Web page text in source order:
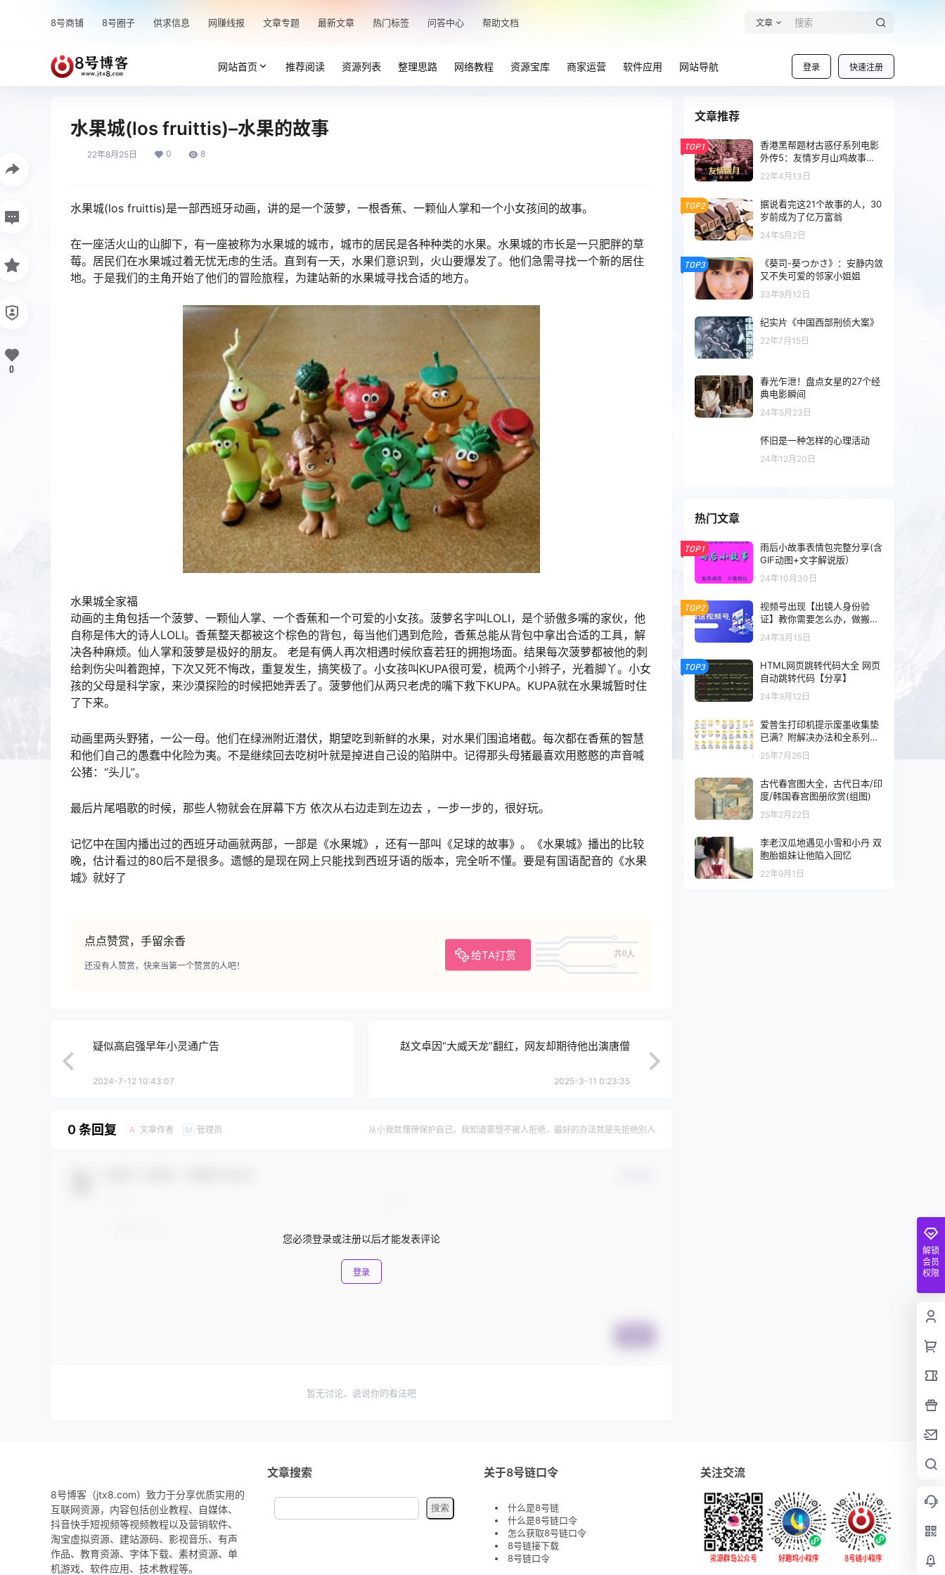
8号商铺 8号圈子 供求信息 网赚线报 文章专题 最新文章 热门标签 问答中心 帮助文档 文章
登录 快速注册
网站首页 推荐阅读 资源列表 整理思路 网络教程 资源宝库 商家运营 软件应用 网站导航
水果城(los fruittis)–水果的故事
22年8月25日 0 8
水果城(los fruittis)是一部西班牙动画，讲的是一个菠萝，一根香蕉、一颗仙人掌和一个小女孩间的故事。
在一座活火山的山脚下，有一座被称为水果城的城市，城市的居民是各种种类的水果。水果城的市长是一只肥胖的草
莓。居民们在水果城过着无忧无虑的生活。直到有一天，水果们意识到，火山要爆发了。他们急需寻找一个新的居住
地。于是我们的主角开始了他们的冒险旅程，为建站新的水果城寻找合适的地方。
水果城全家福
动画的主角包括一个菠萝、一颗仙人掌、一个香蕉和一个可爱的小女孩。菠萝名字叫LOLI，是个骄傲多嘴的家伙，他
自称是伟大的诗人LOLI。香蕉整天都被这个棕色的背包，每当他们遇到危险，香蕉总能从背包中拿出合适的工具，解
决各种麻烦。仙人掌和菠萝是极好的朋友。 老是有俩人再次相遇时候欣喜若狂的拥抱场面。结果每次菠萝都被他的刺
给刺伤尖叫着跑掉，下次又死不悔改，重复发生，搞笑极了。小女孩叫KUPA很可爱，梳两个小辫子，光着脚丫。小女
孩的父母是科学家，来沙漠探险的时候把她弄丢了。菠萝他们从两只老虎的嘴下救下KUPA。KUPA就在水果城暂时住
了下来。
动画里两头野猪，一公一母。他们在绿洲附近潜伏，期望吃到新鲜的水果，对水果们围追堵截。每次都在香蕉的智慧
和他们自己的愚蠢中化险为夷。不是继续回去吃树叶就是掉进自己设的陷阱中。记得那头母猪最喜欢用憨憨的声音喊
公猪：“头儿”。
最后片尾唱歌的时候，那些人物就会在屏幕下方 依次从右边走到左边去 ，一步一步的，很好玩。
记忆中在国内播出过的西班牙动画就两部，一部是《水果城》，还有一部叫《足球的故事》。《水果城》播出的比较
晚，估计看过的80后不是很多。遗憾的是现在网上只能找到西班牙语的版本，完全听不懂。要是有国语配音的《水果
城》就好了
点点赞赏，手留余香
给TA打赏 共0人
还没有人赞赏，快来当第一个赞赏的人吧！
0
疑似高启强早年小灵通广告
2024-7-12 10:43:07
赵文卓因“大威天龙”翻红，网友却期待他出演唐僧
2025-3-11 0:23:35
0 条回复 A 文章作者 M 管理员 从小我就懂得保护自己，我知道要想不被人拒绝，最好的办法就是先拒绝别人
您必须登录或注册以后才能发表评论
登录
暂无讨论，说说你的看法吧
文章推荐
TOP1
香港黑帮题材古惑仔系列电影
外传5：友情岁月山鸡故事
（台译：燃情岁月）
22年4月13日
TOP2
据说看完这21个故事的人，30
岁前成为了亿万富翁
24年5月2日
TOP3
《葵司-葵つかさ》：安静内敛
又不失可爱的邻家小姐姐
23年9月12日
纪实片《中国西部刑侦大案》
22年7月15日
春光乍泄！盘点女星的27个经
典电影瞬间
24年5月23日
怀旧是一种怎样的心理活动
24年12月20日
热门文章
TOP1
雨后小故事表情包完整分享(含
GIF动图+文字解说版）
24年10月30日
TOP2
视频号出现【出镜人身份验
证】教你需要怎么办，做搬运
以及混剪的可以看一下
24年3月15日
TOP3
HTML网页跳转代码大全 网页
自动跳转代码【分享】
24年9月12日
爱普生打印机提示废墨收集垫
已满？附解决办法和全系列清
零工具和教程
25年7月26日
古代春宫图大全，古代日本/印
度/韩国春宫图册欣赏(组图)
25年2月22日
李老汉瓜地遇见小雪和小丹 双
胞胎姐妹让他陷入回忆
22年9月1日
解锁
会员
权限
8号博客（jtx8.com）致力于分享优质实用的
互联网资源，内容包括创业教程、自媒体、
抖音快手短视频等视频教程以及营销软件、
淘宝虚拟资源、建站源码、影视音乐、有声
作品、教育资源、字体下载、素材资源、单
机游戏、软件应用、技术教程等。
文章搜索 关于8号链口令
什么是8号链
什么是8号链口令
怎么获取8号链口令
8号链接下载
8号链口令
关注交流